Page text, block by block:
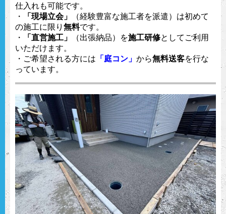
仕入れも可能です。
・
「現場立会」
（経験豊富な施工者を派遣）は初めて
の施工に限り 無料です。
・
「直営施工」 （出張納品）を施工研修としてご利用
いただけます。
・ご希望される方には 「庭コン」 から無料送客を行な
っています。